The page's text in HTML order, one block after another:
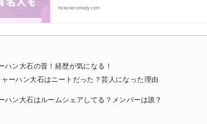
nekonecomedy.com
ハン大石の昔！経歴が気になる！
ーハン大石はニートだった？芸人になった理由
ハン大石はルームシェアしてる？メンバーは誰？